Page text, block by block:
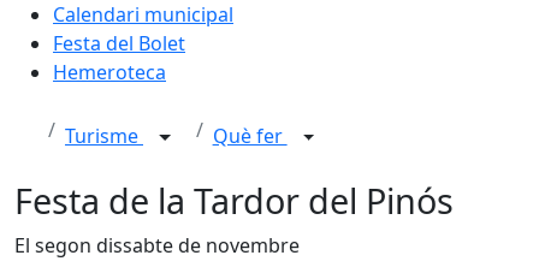
Calendari municipal
Festa del Bolet
Hemeroteca
Turisme Què fer
Festa de la Tardor del Pinós
El segon dissabte de novembre